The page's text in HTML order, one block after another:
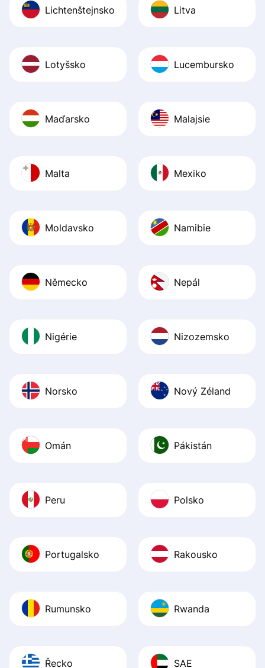
Lichtenštejnsko Litva
Lotyšsko Lucembursko
Maďarsko Malajsie
Malta Mexiko
Moldavsko Namibie
Německo Nepál
Nigérie Nizozemsko
Norsko Nový Zéland
Omán Pákistán
Peru Polsko
Portugalsko Rakousko
Rumunsko Rwanda
Řecko SAE